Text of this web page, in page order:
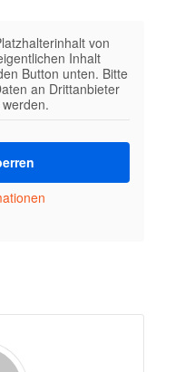
von
Inhalt
Button unten. Bitte
an Drittanbieter